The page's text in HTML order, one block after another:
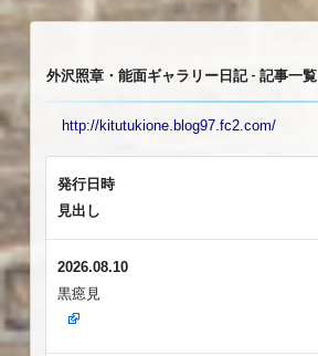
外沢照章・能面ギャラリー日記 - 記事一覧
http://kitutukione.blog97.fc2.com/
発行日時
見出し
2026.08.10
黒癋見